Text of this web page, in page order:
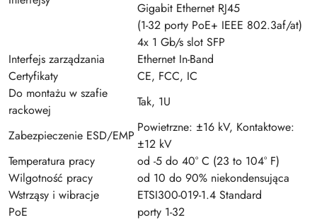
Gigabit Ethernet RJ45
(1-32 porty PoE+ IEEE 802.3af/at)
4x 1 Gb/s slot SFP
Interfejs zarządzania
Ethernet In-Band
Certyfikaty
CE, FCC, IC
Do montażu w szafie
rackowej
Tak, 1U
Zabezpieczenie ESD/EMP
Powietrzne: ±16 kV, Kontaktowe:
±12 kV
Temperatura pracy
od -5 do 40° C (23 to 104° F)
Wilgotność pracy
od 10 do 90% niekondensująca
Wstrząsy i wibracje
ETSI300-019-1.4 Standard
PoE
porty 1-32